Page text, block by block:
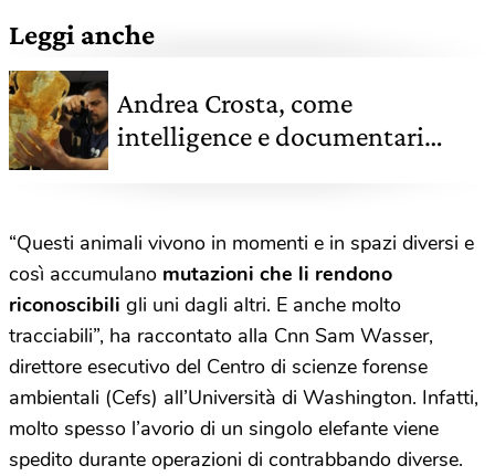
Leggi anche
Andrea Crosta, come
intelligence e documentari
“Questi animali vivono in momenti e in spazi diversi e
così accumulano mutazioni che li rendono
riconoscibili gli uni dagli altri. E anche molto
tracciabili”, ha raccontato alla Cnn Sam Wasser,
direttore esecutivo del Centro di scienze forense
ambientali (Cefs) all’Università di Washington. Infatti,
molto spesso l’avorio di un singolo elefante viene
spedito durante operazioni di contrabbando diverse.